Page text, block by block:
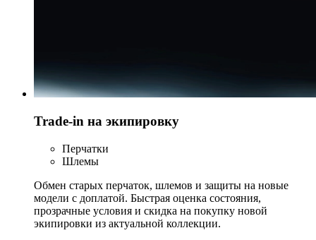
Trade-in на экипировку
Перчатки
Шлемы
Обмен старых перчаток, шлемов и защиты на новые
модели с доплатой. Быстрая оценка состояния,
прозрачные условия и скидка на покупку новой
экипировки из актуальной коллекции.